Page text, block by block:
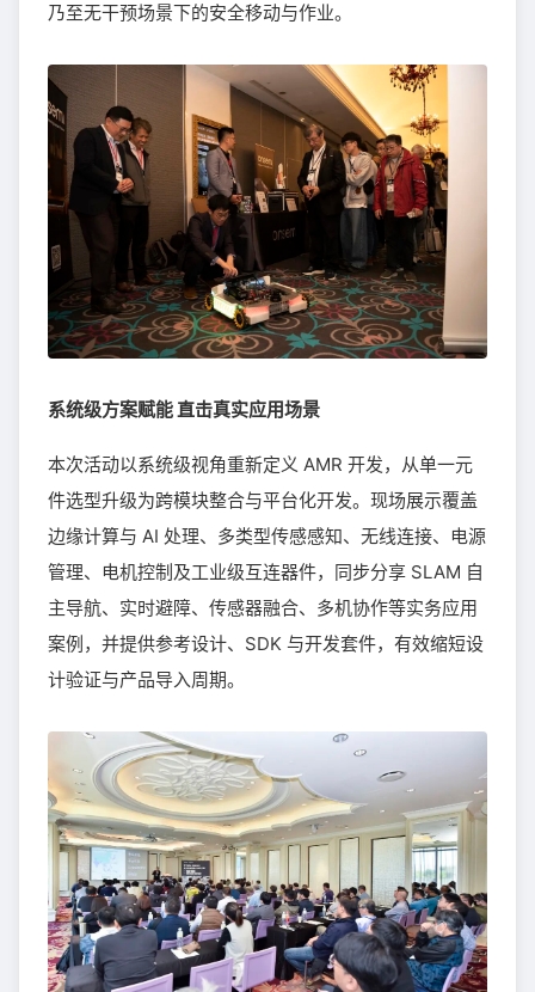
乃至无干预场景下的安全移动与作业。
系统级方案赋能 直击真实应用场景
本次活动以系统级视角重新定义 AMR 开发，从单一元
件选型升级为跨模块整合与平台化开发。现场展示覆盖
边缘计算与 AI 处理、多类型传感感知、无线连接、电源
管理、电机控制及工业级互连器件，同步分享 SLAM 自
主导航、实时避障、传感器融合、多机协作等实务应用
案例，并提供参考设计、SDK 与开发套件，有效缩短设
计验证与产品导入周期。